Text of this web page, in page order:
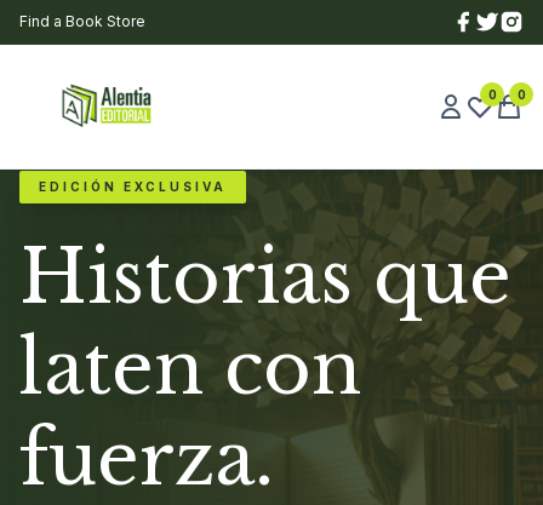
Find a Book Store
0 0
EDICIÓN EXCLUSIVA
Historias que
laten con
fuerza.